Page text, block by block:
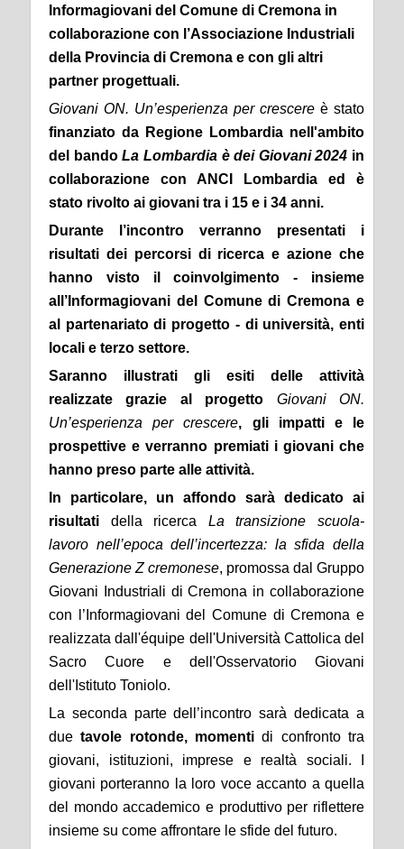
Informagiovani del Comune di Cremona in
collaborazione con l’Associazione Industriali
della Provincia di Cremona e con gli altri
partner progettuali.
Giovani ON. Un’esperienza per crescere è stato
finanziato da Regione Lombardia nell'ambito
del bandoLa Lombardia è dei Giovani 2024 in
collaborazione con ANCI Lombardia ed è
stato rivolto ai giovani tra i 15 e i 34 anni.
Durante l’incontro verranno presentati i
risultati dei percorsi di ricerca e azione che
hanno visto il coinvolgimento - insieme
all’Informagiovani del Comune di Cremona e
al partenariato di progetto - di università, enti
locali e terzo settore.
Saranno illustrati gli esiti delle attività
realizzate grazie al progetto Giovani ON.
Un’esperienza per crescere, gli impatti e le
prospettive e verranno premiati i giovani che
hanno preso parte alle attività.
In particolare, un affondo sarà dedicato ai
risultati della ricerca La transizione scuola-
lavoro nell’epoca dell’incertezza: la sfida della
Generazione Z cremonese, promossa dal Gruppo
Giovani Industriali di Cremona in collaborazione
con l’Informagiovani del Comune di Cremona e
realizzata dall'équipe dell'Università Cattolica del
Sacro Cuore e dell'Osservatorio Giovani
dell'Istituto Toniolo.
La seconda parte dell’incontro sarà dedicata a
duetavole rotonde, momenti di confronto tra
giovani, istituzioni, imprese e realtà sociali. I
giovani porteranno la loro voce accanto a quella
del mondo accademico e produttivo per riflettere
insieme su come affrontare le sfide del futuro.